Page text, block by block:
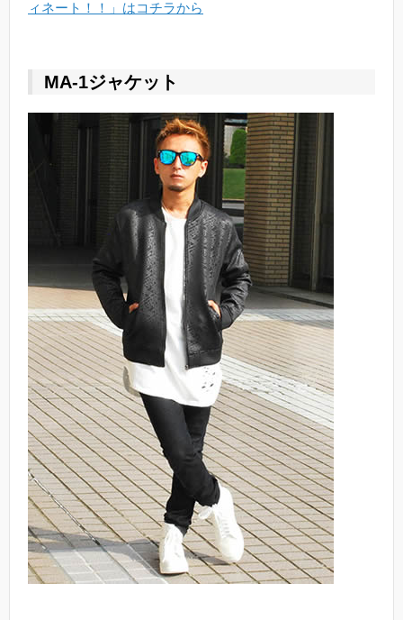
ィネート！！」はコチラから
MA-1ジャケット